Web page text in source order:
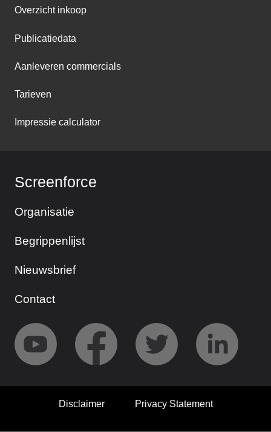
Overzicht inkoop
Publicatiedata
Aanleveren commercials
Tarieven
Impressie calculator
Screenforce
Organisatie
Begrippenlijst
Nieuwsbrief
Contact
Disclaimer Privacy Statement